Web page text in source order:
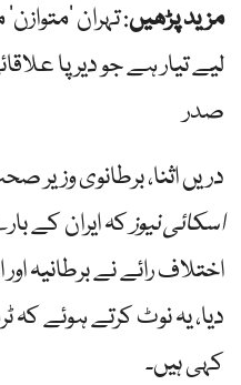
مزید پڑھیں: تہران
لیے تیار ہے جو دیرپا
صدر
دریں اثنا، برطانوی
اسکائی نیوزکہ ایران کے
اختلاف رائے نے برطانیہ
دیا، یہ نوٹ کرتے ہوئے کہ
کہی ہیں۔